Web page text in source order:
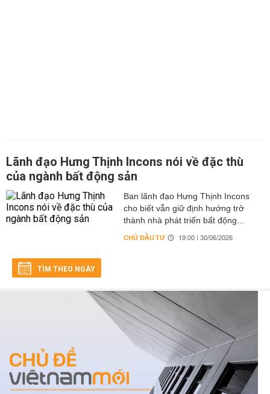
Lãnh đạo Hưng Thịnh Incons nói về đặc thù
của ngành bất động sản
Ban lãnh đạo Hưng Thịnh Incons
cho biết vẫn giữ định hướng trở
thành nhà phát triển bất động...
CHỦ ĐẦU TƯ 19:00 | 30/06/2026
TÌM THEO NGÀY